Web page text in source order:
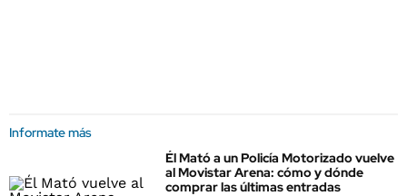
Informate más
Él Mató a un Policía Motorizado vuelve
al Movistar Arena: cómo y dónde
comprar las últimas entradas